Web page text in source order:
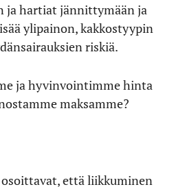
ja hartiat jännittymään ja
ylipainon, kakkostyypin
riskiä.
ja hyvinvointimme hinta
maksamme?
osoittavat, että liikkuminen